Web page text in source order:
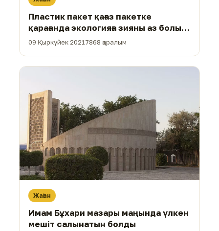
Пластик пакет қағаз пакетке
қарағанда экологияға зияны аз болып
шықты
09 Қыркүйек 2021 7868 қаралым
Жаһан
Имам Бұхари мазары маңында үлкен
мешіт салынатын болды